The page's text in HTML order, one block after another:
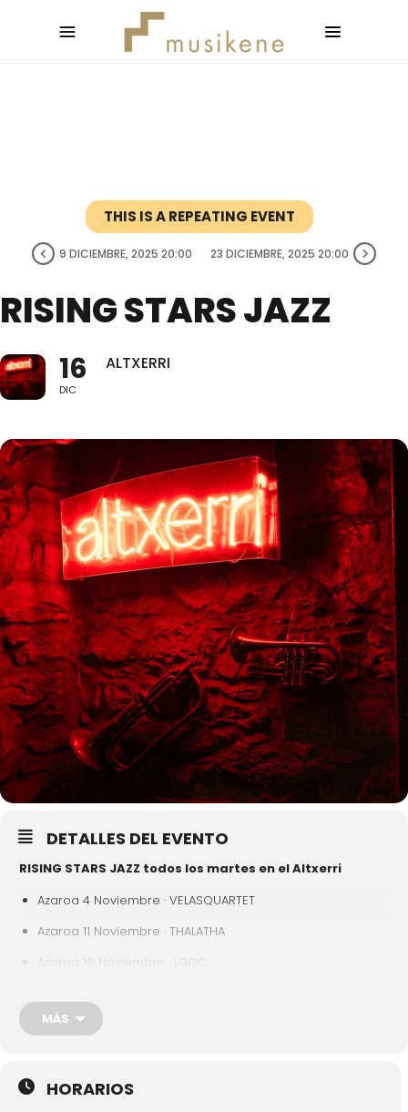
THIS IS A REPEATING EVENT
9 DICIEMBRE, 2025 20:00 23 DICIEMBRE, 2025 20:00
RISING STARS JAZZ
16
DIC
ALTXERRI
DETALLES DEL EVENTO
RISING STARS JAZZ todos los martes en el Altxerri
Azaroa 4 Noviembre · VELASQUARTET
Azaroa 11 Noviembre · THALATHA
Azaroa 18 Noviembre · LGDC
Abendua 2 Diciembre · VELASQUARTET
Abendua 16 Diciembre · LGDC
MÁS
HORARIOS